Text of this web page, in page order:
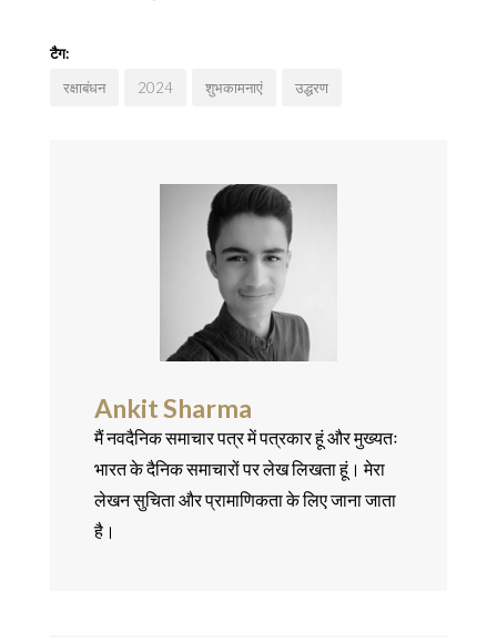
टैग:
रक्षाबंधन
2024 शुभकामनाएं उद्धरण
Ankit Sharma
मैं नवदैनिक समाचार पत्र में पत्रकार हूं और मुख्यतः
भारत के दैनिक समाचारों पर लेख लिखता हूं। मेरा
लेखन सुचिता और प्रामाणिकता के लिए जाना जाता
है।